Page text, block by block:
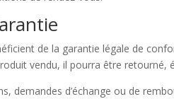
de la garantie légale de
vendu, il pourra être retourné,
demandes d’échange ou de